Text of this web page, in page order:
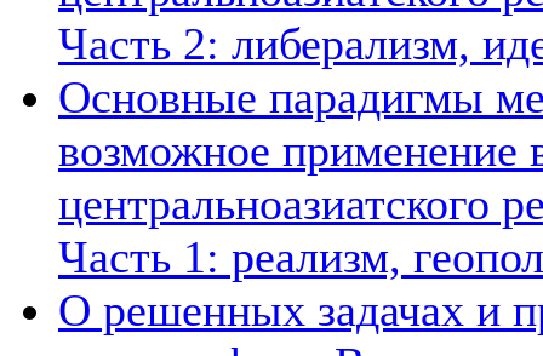
Часть 2: либерализм,
Основные парадигмы
возможное применение
центральноазиатского
Часть 1: реализм,
О решенных задачах и